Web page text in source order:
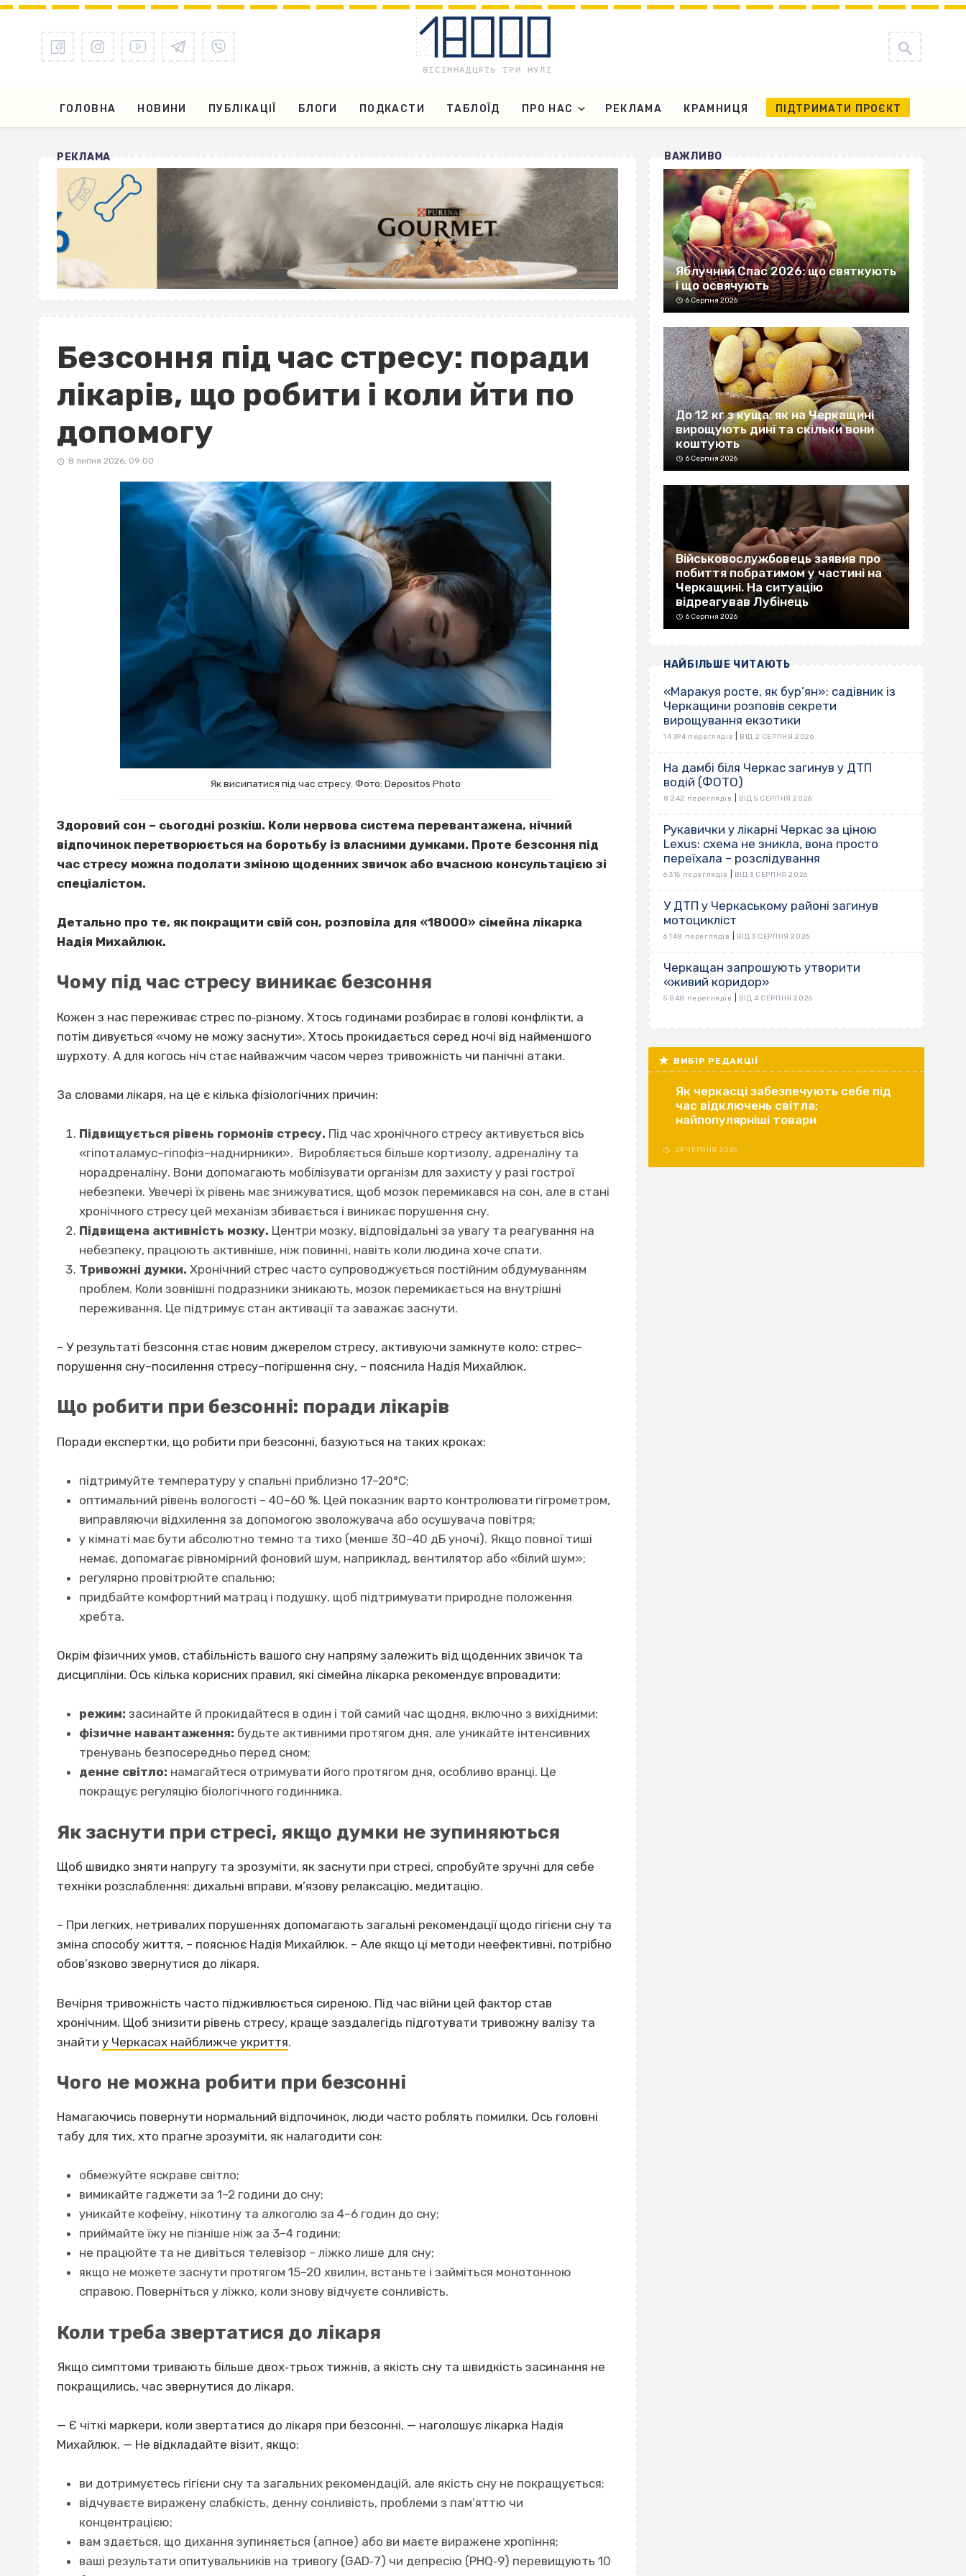
ГОЛОВНА НОВИНИ ПУБЛІКАЦІЇ БЛОГИ ПОДКАСТИ ТАБЛОЇД ПРО НАС РЕКЛАМА КРАМНИЦЯ ПІДТРИМАТИ ПРОЄКТ
РЕКЛАМА
Безсоння під час стресу: поради
лікарів, що робити і коли йти по
допомогу
8 липня 2026, 09:00
Як висипатися під час стресу. Фото: Depositos Photo
Здоровий сон – сьогодні розкіш. Коли нервова система перевантажена, нічний
відпочинок перетворюється на боротьбу із власними думками. Проте безсоння під
час стресу можна подолати зміною щоденних звичок або вчасною консультацією зі
спеціалістом.
Детально про те, як покращити свій сон, розповіла для «18000» сімейна лікарка
Надія Михайлюк.
Чому під час стресу виникає безсоння
Кожен з нас переживає стрес по‐різному. Хтось годинами розбирає в голові конфлікти, а
потім дивується «чому не можу заснути». Хтось прокидається серед ночі від найменшого
шурхоту. А для когось ніч стає найважчим часом через тривожність чи панічні атаки.
За словами лікаря, на це є кілька фізіологічних причин:
Підвищується рівень гормонів стресу. Під час хронічного стресу активується вісь
«гіпоталамус–гіпофіз–наднирники». Виробляється більше кортизолу, адреналіну та
норадреналіну. Вони допомагають мобілізувати організм для захисту у разі гострої
небезпеки. Увечері їх рівень має знижуватися, щоб мозок перемикався на сон, але в стані
хронічного стресу цей механізм збивається і виникає порушення сну.
Підвищена активність мозку. Центри мозку, відповідальні за увагу та реагування на
небезпеку, працюють активніше, ніж повинні, навіть коли людина хоче спати.
Тривожні думки. Хронічний стрес часто супроводжується постійним обдумуванням
проблем. Коли зовнішні подразники зникають, мозок перемикається на внутрішні
переживання. Це підтримує стан активації та заважає заснути.
– У результаті безсоння стає новим джерелом стресу, активуючи замкнуте коло: стрес–
порушення сну–посилення стресу–погіршення сну, – пояснила Надія Михайлюк.
Що робити при безсонні: поради лікарів
Поради експертки, що робити при безсонні, базуються на таких кроках:
підтримуйте температуру у спальні приблизно 17–20°C;
оптимальний рівень вологості – 40–60 %. Цей показник варто контролювати гігрометром,
виправляючи відхилення за допомогою зволожувача або осушувача повітря;
у кімнаті має бути абсолютно темно та тихо (менше 30–40 дБ уночі). Якщо повної тиші
немає, допомагає рівномірний фоновий шум, наприклад, вентилятор або «білий шум»;
регулярно провітрюйте спальню;
придбайте комфортний матрац і подушку, щоб підтримувати природне положення
хребта.
Окрім фізичних умов, стабільність вашого сну напряму залежить від щоденних звичок та
дисципліни. Ось кілька корисних правил, які сімейна лікарка рекомендує впровадити:
режим: засинайте й прокидайтеся в один і той самий час щодня, включно з вихідними;
фізичне навантаження: будьте активними протягом дня, але уникайте інтенсивних
тренувань безпосередньо перед сном;
денне світло: намагайтеся отримувати його протягом дня, особливо вранці. Це
покращує регуляцію біологічного годинника.
Як заснути при стресі, якщо думки не зупиняються
Щоб швидко зняти напругу та зрозуміти, як заснути при стресі, спробуйте зручні для себе
техніки розслаблення: дихальні вправи, м’язову релаксацію, медитацію.
– При легких, нетривалих порушеннях допомагають загальні рекомендації щодо гігієни сну та
зміна способу життя, – пояснює Надія Михайлюк. – Але якщо ці методи неефективні, потрібно
обов’язково звернутися до лікаря.
Вечірня тривожність часто підживлюється сиреною. Під час війни цей фактор став
хронічним. Щоб знизити рівень стресу, краще заздалегідь підготувати тривожну валізу та
знайти у Черкасах найближче укриття.
Чого не можна робити при безсонні
Намагаючись повернути нормальний відпочинок, люди часто роблять помилки. Ось головні
табу для тих, хто прагне зрозуміти, як налагодити сон:
обмежуйте яскраве світло;
вимикайте гаджети за 1–2 години до сну;
уникайте кофеїну, нікотину та алкоголю за 4–6 годин до сну;
приймайте їжу не пізніше ніж за 3–4 години;
не працюйте та не дивіться телевізор – ліжко лише для сну;
якщо не можете заснути протягом 15–20 хвилин, встаньте і займіться монотонною
справою. Поверніться у ліжко, коли знову відчуєте сонливість.
Коли треба звертатися до лікаря
Якщо симптоми тривають більше двох‐трьох тижнів, а якість сну та швидкість засинання не
покращились, час звернутися до лікаря.
— Є чіткі маркери, коли звертатися до лікаря при безсонні, — наголошує лікарка Надія
Михайлюк. — Не відкладайте візит, якщо:
ви дотримуєтесь гігієни сну та загальних рекомендацій, але якість сну не покращується;
відчуваєте виражену слабкість, денну сонливість, проблеми з пам’яттю чи
концентрацією;
вам здається, що дихання зупиняється (апное) або ви маєте виражене хропіння;
ваші результати опитувальників на тривогу (GAD‐7) чи депресію (PHQ‐9) перевищують 10
ВАЖЛИВО
Яблучний Спас 2026: що святкують
і що освячують
6 Серпня 2026
До 12 кг з куща: як на Черкащині
вирощують дині та скільки вони
коштують
6 Серпня 2026
Військовослужбовець заявив про
побиття побратимом у частині на
Черкащині. На ситуацію
відреагував Лубінець
6 Серпня 2026
НАЙБІЛЬШЕ ЧИТАЮТЬ
«Маракуя росте, як бур’ян»: садівник із
Черкащини розповів секрети
вирощування екзотики
14 394 переглядів ВІД 2 СЕРПНЯ 2026
На дамбі біля Черкас загинув у ДТП
водій (ФОТО)
8 242 переглядів ВІД 5 СЕРПНЯ 2026
Рукавички у лікарні Черкас за ціною
Lexus: схема не зникла, вона просто
переїхала – розслідування
6 315 переглядів ВІД 3 СЕРПНЯ 2026
У ДТП у Черкаському районі загинув
мотоцикліст
6 148 переглядів ВІД 3 СЕРПНЯ 2026
Черкащан запрошують утворити
«живий коридор»
5 848 переглядів ВІД 4 СЕРПНЯ 2026
ВИБІР РЕДАКЦІЇ
Як черкасці забезпечують себе під
час відключень світла:
найпопулярніші товари
29 ЧЕРВНЯ 2026